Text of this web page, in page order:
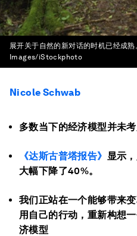
展开关于自然的新对话的时机已经成熟
Images/iStockphoto
Nicole Schwab
多数当下的经济模型并未
《达斯古普塔报告》 显示
大幅下降了40%。
我们正站在一个能够带来
用自己的行动，重新构想
济模型